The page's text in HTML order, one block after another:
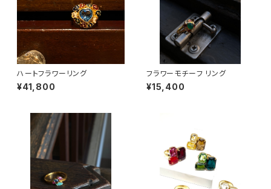
ハートフラワーリング
¥41,800
フラワーモチーフ リング
¥15,400